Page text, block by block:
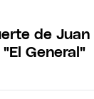
de Juan
General"